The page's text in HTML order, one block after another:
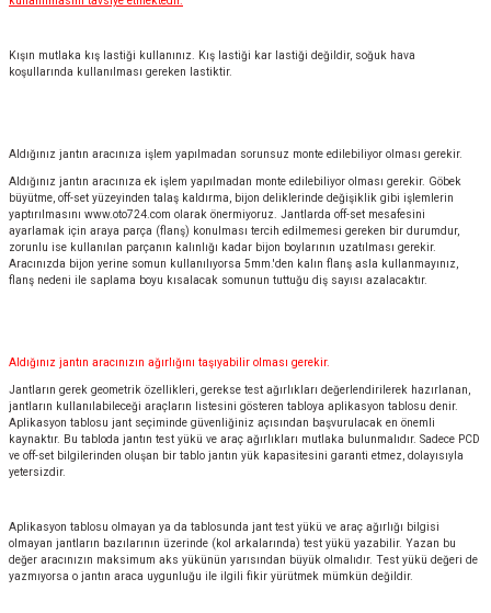
Kışın mutlaka kış lastiği kullanınız. Kış lastiği kar lastiği değildir, soğuk hava
koşullarında kullanılması gereken lastiktir.
Aldığınız jantın aracınıza işlem yapılmadan sorunsuz monte edilebiliyor olması gerekir.
Aldığınız jantın aracınıza ek işlem yapılmadan monte edilebiliyor olması gerekir. Göbek
büyütme, off-set yüzeyinden talaş kaldırma, bijon deliklerinde değişiklik gibi işlemlerin
yaptırılmasını www.oto724.com olarak önermiyoruz. Jantlarda off-set mesafesini
ayarlamak için araya parça (flanş) konulması tercih edilmemesi gereken bir durumdur,
zorunlu ise kullanılan parçanın kalınlığı kadar bijon boylarının uzatılması gerekir.
Aracınızda bijon yerine somun kullanılıyorsa 5mm.'den kalın flanş asla kullanmayınız,
flanş nedeni ile saplama boyu kısalacak somunun tuttuğu diş sayısı azalacaktır.
Aldığınız jantın aracınızın ağırlığını taşıyabilir olması gerekir.
Jantların gerek geometrik özellikleri, gerekse test ağırlıkları değerlendirilerek hazırlanan,
jantların kullanılabileceği araçların listesini gösteren tabloya aplikasyon tablosu denir.
Aplikasyon tablosu jant seçiminde güvenliğiniz açısından başvurulacak en önemli
kaynaktır. Bu tabloda jantın test yükü ve araç ağırlıkları mutlaka bulunmalıdır. Sadece PCD
ve off-set bilgilerinden oluşan bir tablo jantın yük kapasitesini garanti etmez, dolayısıyla
yetersizdir.
Aplikasyon tablosu olmayan ya da tablosunda jant test yükü ve araç ağırlığı bilgisi
olmayan jantların bazılarının üzerinde (kol arkalarında) test yükü yazabilir. Yazan bu
değer aracınızın maksimum aks yükünün yarısından büyük olmalıdır. Test yükü değeri de
yazmıyorsa o jantın araca uygunluğu ile ilgili fikir yürütmek mümkün değildir.